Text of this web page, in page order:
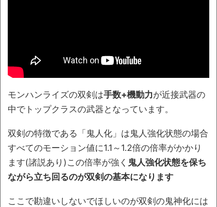
モンハンライズの双剣は手数+機動力が近接武器の
中でトップクラスの武器となっています。
双剣の特徴である「鬼人化」は鬼人強化状態の場合
すべてのモーション値に1.1～1.2倍の倍率がかかり
ます(諸説あり)この倍率が強く 鬼人強化状態を保ち
ながら立ち回るのが双剣の基本になります
ここで勘違いしないでほしいのが双剣の鬼神化には